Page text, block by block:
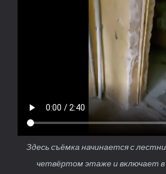
Здесь съёмка начинается с
четвёртом этаже и включает в